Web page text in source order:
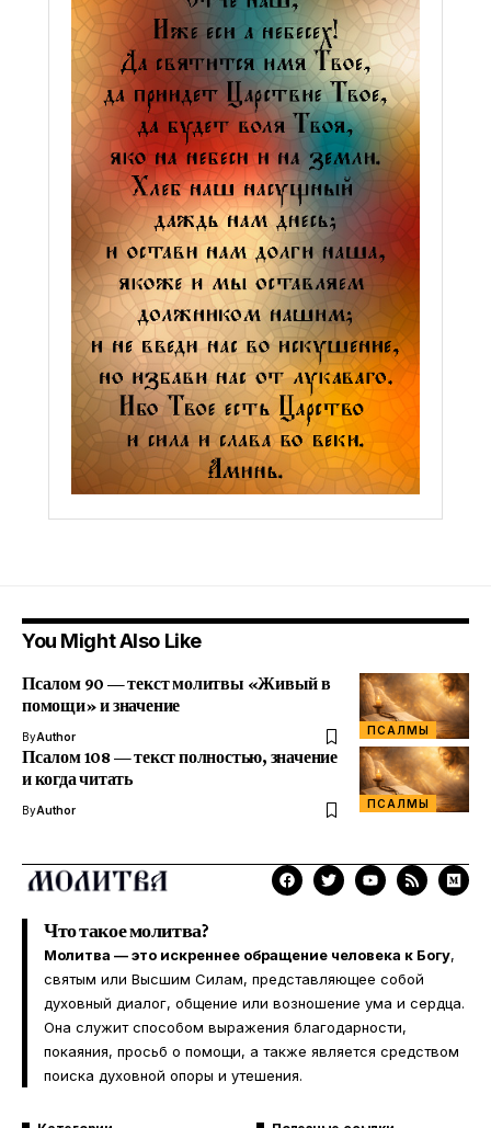
You Might Also Like
ПСАЛМЫ
Псалом 90 — текст молитвы «Живый в
помощи» и значение
ByAuthor
ПСАЛМЫ
Псалом 108 — текст полностью, значение
и когда читать
ByAuthor
Что такое молитва?
Молитва — это искреннее обращение человека к Богу,
святым или Высшим Силам, представляющее собой
духовный диалог, общение или возношение ума и сердца.
Она служит способом выражения благодарности,
покаяния, просьб о помощи, а также является средством
поиска духовной опоры и утешения.